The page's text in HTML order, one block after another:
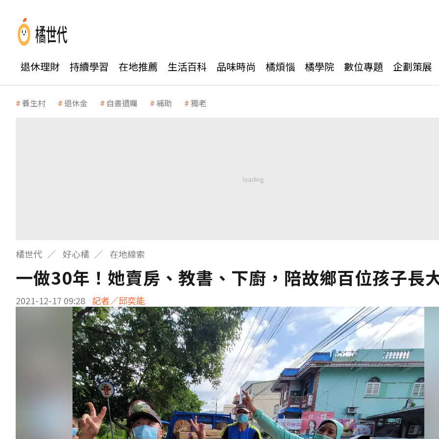
退休理財 持續學習 在地推薦 生活百科 品味時尚 橘煩惱 橘學院 數位專題 企劃策展
養生村 退休金 自書遺囑 補助 獨老
橘世代 好心橘 在地線索
一做30年！她賣房、教書、下廚，陪故鄉百位孩子長
2021-12-17 09:28 記者／邱奕能